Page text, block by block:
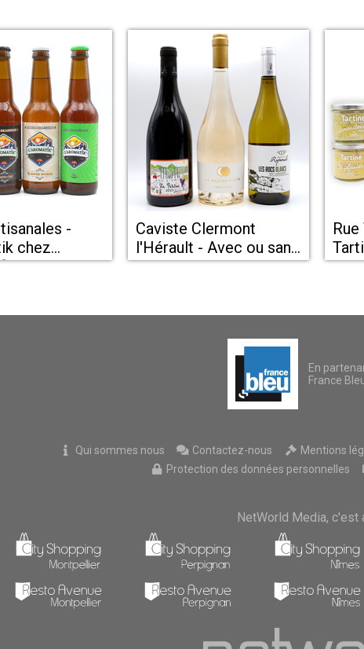
-
chez
Avec ou
Caviste Clermont
l'Hérault - Avec ou sans
modération
chez Avec ou
En
France
Qui sommes nous Contactez-nous Mentions
Protection des données personnelles
NetWorld Media, c'est